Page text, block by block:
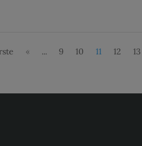
« ... 9 10 11 12 13